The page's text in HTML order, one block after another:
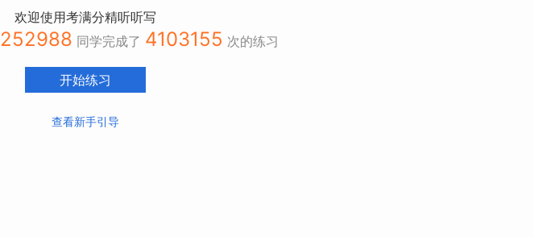
欢迎使用考满分精听听写
252988 同学完成了 4103155 次的练习
开始练习
查看新手引导